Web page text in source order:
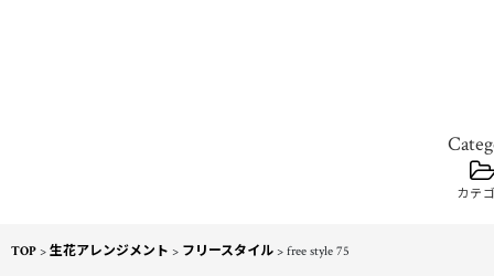
カテ
TOP > 生花アレンジメント > フリースタイル > free style 75